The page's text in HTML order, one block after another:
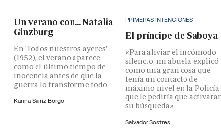
Un verano con... Natalia
Ginzburg
En 'Todos nuestros ayeres'
(1952), el verano aparece
como el último tiempo de
inocencia antes de que la
guerra lo transforme todo
Karina Sainz Borgo
PRIMERAS INTENCIONES
El príncipe de Saboya
«Para aliviar el incómodo
silencio, mi abuela explicó
como una gran cosa que
tenía un contacto de
máximo nivel en la Policía
que le pediría que
su búsqueda»
Salvador Sostres